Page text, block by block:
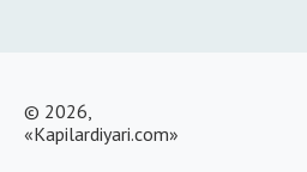
© 2026,
«Kapilardiyari.com»